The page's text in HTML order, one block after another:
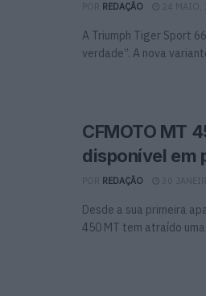
REDAÇÃO 24 MAIO,
A Triumph Tiger Sport
verdade”. A nova
CFMOTO MT
disponível em
REDAÇÃO 30
Desde a sua primeira
450 MT tem atraído